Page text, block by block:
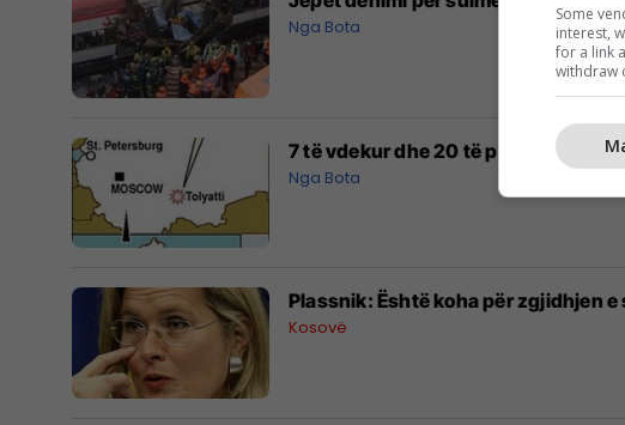
Nga Bota
7 të vdekur dhe 20 të plagosur në
Nga Bota
Plassnik: Është koha për zgjidhjen
Kosovë
Some
interest,
for a link
withdraw